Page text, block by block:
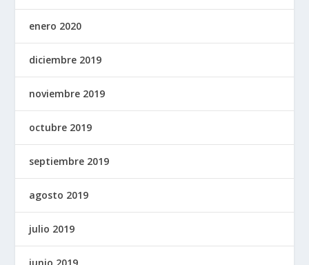
enero 2020
diciembre 2019
noviembre 2019
octubre 2019
septiembre 2019
agosto 2019
julio 2019